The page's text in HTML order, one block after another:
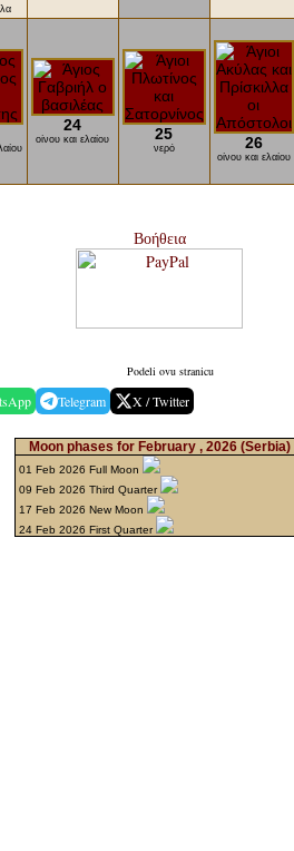
24
οίνου και ελαίου 25
νερό 26
οίνου και ελαίου
Βοήθεια
Podeli ovu stranicu
Telegram X / Twitter
Moon phases for February , 2026(Serbia)
01 Feb 2026 Full Moon
09 Feb 2026 Third Quarter
17 Feb 2026 New Moon
24 Feb 2026 First Quarter